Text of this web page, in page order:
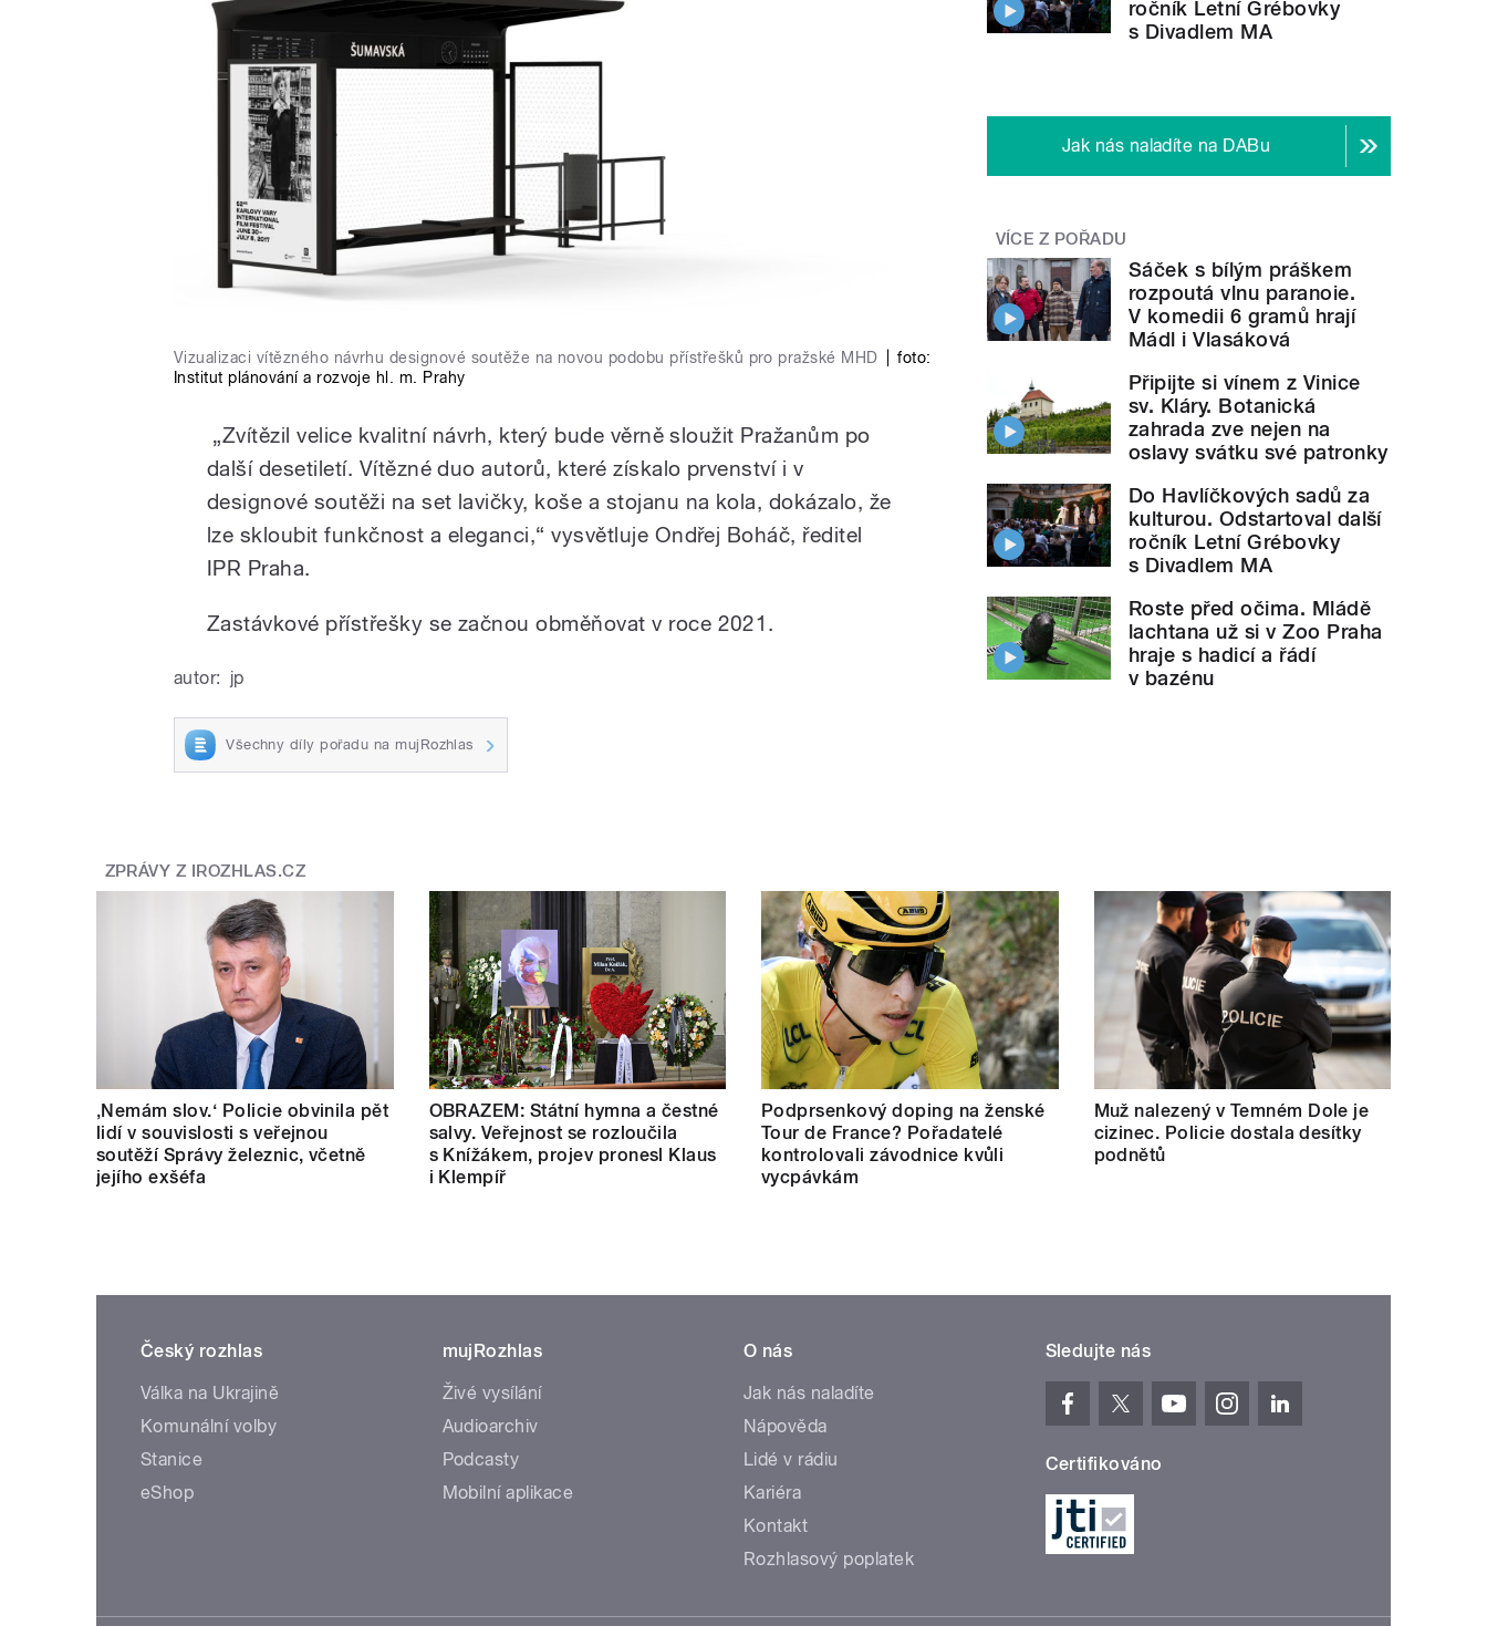
Vizualizaci vítězného návrhu designové soutěže na novou podobu přístřešků pro pražské MHD
foto:
Institut plánování a rozvoje hl. m. Prahy
„Zvítězil velice kvalitní návrh, který bude věrně sloužit Pražanům po
další desetiletí. Vítězné duo autorů, které získalo prvenství i v
designové soutěži na set lavičky, koše a stojanu na kola, dokázalo, že
lze skloubit funkčnost a eleganci,“ vysvětluje Ondřej Boháč, ředitel
IPR Praha.
Zastávkové přístřešky se začnou obměňovat v roce 2021.
autor: jp
Všechny díly pořadu na mujRozhlas
ročník Letní Grébovky
s Divadlem MA
Jak nás naladíte na DABu
VÍCE Z POŘADU
Sáček s bílým práškem
rozpoutá vlnu paranoie.
V komedii 6 gramů hrají
Mádl i Vlasáková
Připijte si vínem z Vinice
sv. Kláry. Botanická
zahrada zve nejen na
oslavy svátku své patronky
Do Havlíčkových sadů za
kulturou. Odstartoval další
ročník Letní Grébovky
s Divadlem MA
Roste před očima. Mládě
lachtana už si v Zoo Praha
hraje s hadicí a řádí
v bazénu
ZPRÁVY Z IROZHLAS.CZ
‚Nemám slov.‘ Policie obvinila pět
lidí v souvislosti s veřejnou
soutěží Správy železnic, včetně
jejího exšéfa
OBRAZEM: Státní hymna a čestné
salvy. Veřejnost se rozloučila
s Knížákem, projev pronesl Klaus
i Klempíř
Podprsenkový doping na ženské
Tour de France? Pořadatelé
kontrolovali závodnice kvůli
vycpávkám
Muž nalezený v Temném Dole je
cizinec. Policie dostala desítky
podnětů
Český rozhlas
Válka na Ukrajině
Komunální volby
Stanice
eShop
mujRozhlas
Živé vysílání
Audioarchiv
Podcasty
Mobilní aplikace
O nás
Jak nás naladíte
Nápověda
Lidé v rádiu
Kariéra
Kontakt
Rozhlasový poplatek
Sledujte nás
Certifikováno